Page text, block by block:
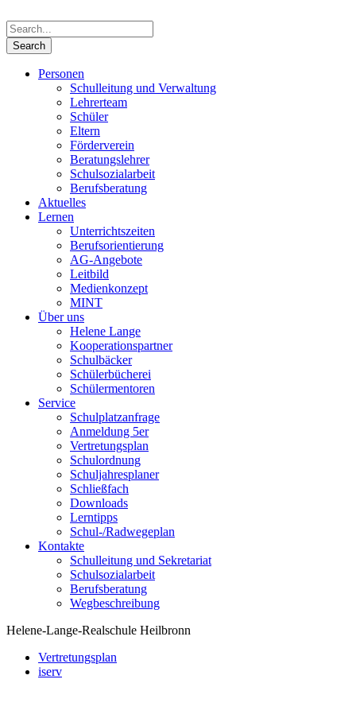
Personen
Schulleitung und Verwaltung
Lehrerteam
Schüler
Eltern
Förderverein
Beratungslehrer
Schulsozialarbeit
Berufsberatung
Aktuelles
Lernen
Unterrichtszeiten
Berufsorientierung
AG-Angebote
Leitbild
Medienkonzept
MINT
Über uns
Helene Lange
Kooperationspartner
Schulbäcker
Schülerbücherei
Schülermentoren
Service
Schulplatzanfrage
Anmeldung 5er
Vertretungsplan
Schulordnung
Schuljahresplaner
Schließfach
Downloads
Lerntipps
Schul-/Radwegeplan
Kontakte
Schulleitung und Sekretariat
Schulsozialarbeit
Berufsberatung
Wegbeschreibung
Helene-Lange-Realschule Heilbronn
Vertretungsplan
iserv